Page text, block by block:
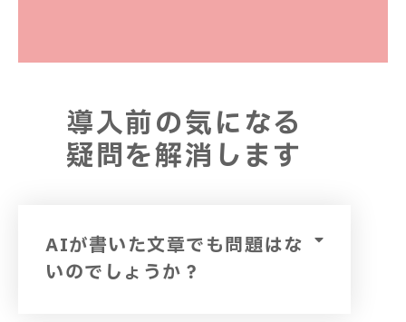
導入前の気になる
疑問を解消します
AIが書いた文章でも問題はな
いのでしょうか？